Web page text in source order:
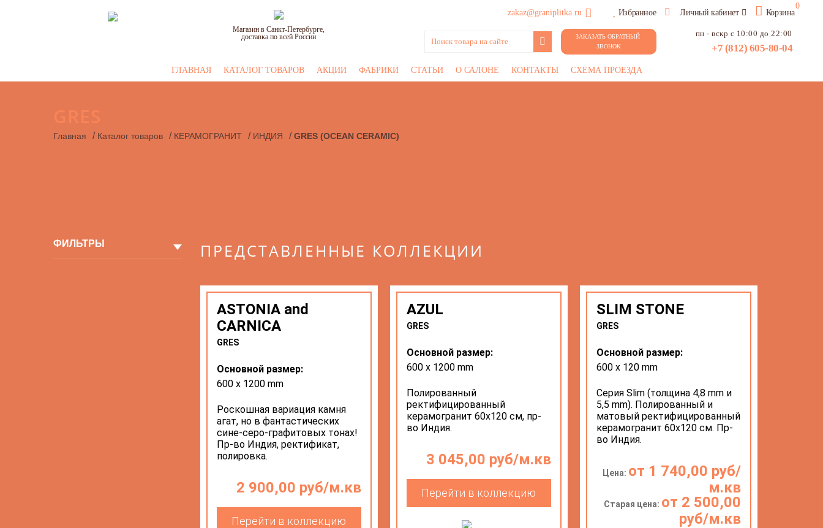
Магазин в Санкт-Петербурге,
доставка по всей России
zakaz@graniplitka.ru Избранное Личный кабинет Корзина
0
ЗАКАЗАТЬ ОБРАТНЫЙ
ЗВОНОК
пн - вскр с 10:00 до 22:00
+7 (812) 605-80-04
ГЛАВНАЯ КАТАЛОГ ТОВАРОВ АКЦИИ ФАБРИКИ СТАТЬИ О САЛОНЕ КОНТАКТЫ СХЕМА ПРОЕЗДА
Главная / Каталог товаров / КЕРАМОГРАНИТ / ИНДИЯ / GRES (OCEAN CERAMIC)
ФИЛЬТРЫ ПРЕДСТАВЛЕННЫЕ КОЛЛЕКЦИИ
ASTONIA and
CARNICA
GRES
2 900,00 руб/м.кв
Перейти в коллекцию
Основной размер:
600 х 1200 mm
Роскошная вариация камня
агат, но в фантастических
сине-серо-графитовых тонах!
Пр-во Индия, ректификат,
полировка.
AZUL
GRES
3 045,00 руб/м.кв
Перейти в коллекцию
Основной размер:
600 х 1200 mm
Полированный
ректифицированный
керамогранит 60х120 см, пр-
во Индия.
SLIM STONE
GRES
Цена: от 1 740,00 руб/
м.кв
Старая цена: от 2 500,00
руб/м.кв
Основной размер:
600 х 120 mm
Серия Slim (толщина 4,8 mm и
5,5 mm). Полированный и
матовый ректифицированный
керамогранит 60х120 см. Пр-
во Индия.